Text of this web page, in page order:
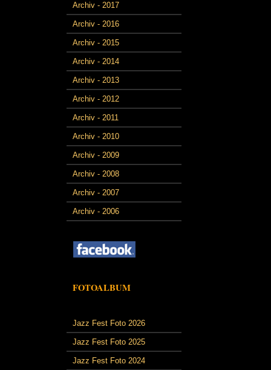
Archiv - 2017
Archiv - 2016
Archiv - 2015
Archiv - 2014
Archiv - 2013
Archiv - 2012
Archiv - 2011
Archiv - 2010
Archiv - 2009
Archiv - 2008
Archiv - 2007
Archiv - 2006
FOTOALBUM
Jazz Fest Foto 2026
Jazz Fest Foto 2025
Jazz Fest Foto 2024